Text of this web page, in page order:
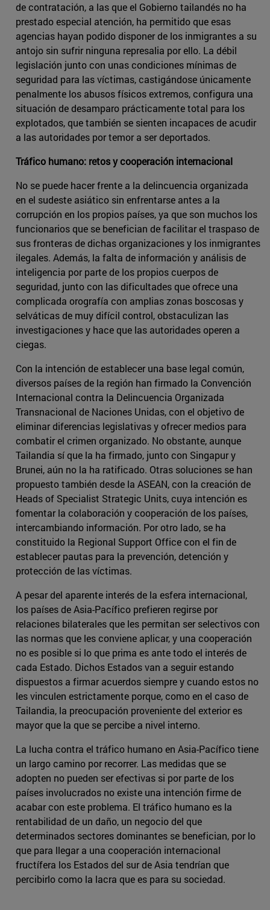
de contratación, a las que el Gobierno tailandés no ha
prestado especial atención, ha permitido que esas
agencias hayan podido disponer de los inmigrantes a su
antojo sin sufrir ninguna represalia por ello. La débil
legislación junto con unas condiciones mínimas de
seguridad para las víctimas, castigándose únicamente
penalmente los abusos físicos extremos, configura una
situación de desamparo prácticamente total para los
explotados, que también se sienten incapaces de acudir
a las autoridades por temor a ser deportados.
Tráfico humano: retos y cooperación internacional
No se puede hacer frente a la delincuencia organizada
en el sudeste asiático sin enfrentarse antes a la
corrupción en los propios países, ya que son muchos los
funcionarios que se benefician de facilitar el traspaso de
sus fronteras de dichas organizaciones y los inmigrantes
ilegales. Además, la falta de información y análisis de
inteligencia por parte de los propios cuerpos de
seguridad, junto con las dificultades que ofrece una
complicada orografía con amplias zonas boscosas y
selváticas de muy difícil control, obstaculizan las
investigaciones y hace que las autoridades operen a
ciegas.
Con la intención de establecer una base legal común,
diversos países de la región han firmado la Convención
Internacional contra la Delincuencia Organizada
Transnacional de Naciones Unidas, con el objetivo de
eliminar diferencias legislativas y ofrecer medios para
combatir el crimen organizado. No obstante, aunque
Tailandia sí que la ha firmado, junto con Singapur y
Brunei, aún no la ha ratificado. Otras soluciones se han
propuesto también desde la ASEAN, con la creación de
Heads of Specialist Strategic Units, cuya intención es
fomentar la colaboración y cooperación de los países,
intercambiando información. Por otro lado, se ha
constituido la Regional Support Office con el fin de
establecer pautas para la prevención, detención y
protección de las víctimas.
A pesar del aparente interés de la esfera internacional,
los países de Asia-Pacífico prefieren regirse por
relaciones bilaterales que les permitan ser selectivos con
las normas que les conviene aplicar, y una cooperación
no es posible si lo que prima es ante todo el interés de
cada Estado. Dichos Estados van a seguir estando
dispuestos a firmar acuerdos siempre y cuando estos no
les vinculen estrictamente porque, como en el caso de
Tailandia, la preocupación proveniente del exterior es
mayor que la que se percibe a nivel interno.
La lucha contra el tráfico humano en Asia-Pacífico tiene
un largo camino por recorrer. Las medidas que se
adopten no pueden ser efectivas si por parte de los
países involucrados no existe una intención firme de
acabar con este problema. El tráfico humano es la
rentabilidad de un daño, un negocio del que
determinados sectores dominantes se benefician, por lo
que para llegar a una cooperación internacional
fructífera los Estados del sur de Asia tendrían que
percibirlo como la lacra que es para su sociedad.